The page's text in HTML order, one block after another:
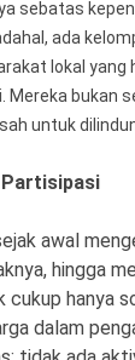
sebatas
ada
lokal yang
bukan
untuk
awal
hingga
cukup hanya
dalam